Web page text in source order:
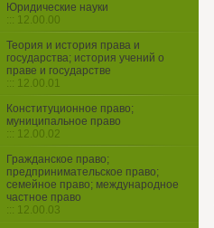
Юридические науки
::: 12.00.00
Теория и история права и
государства; история учений о
праве и государстве
::: 12.00.01
Конституционное право;
муниципальное право
::: 12.00.02
Гражданское право;
предпринимательское право;
семейное право; международное
частное право
::: 12.00.03